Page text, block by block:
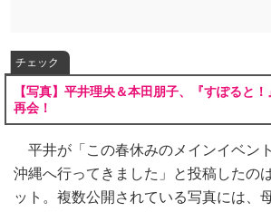
チェック
【写真】平井理央＆本田朋子、『すぽると
再会！
平井が「この春休みのメインイベン
沖縄へ行ってきました」と投稿したの
ット。複数公開されている写真には、